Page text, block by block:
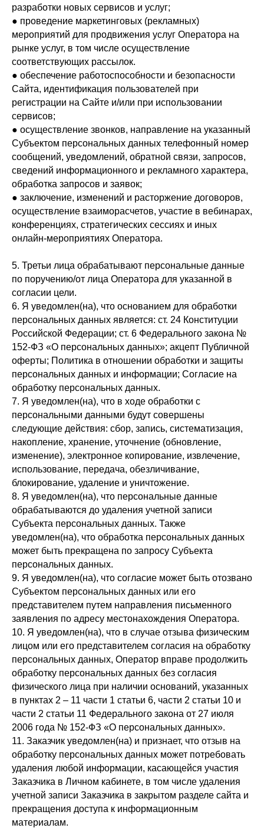
разработки новых сервисов и услуг;
● проведение маркетинговых (рекламных)
мероприятий для продвижения услуг Оператора на
рынке услуг, в том числе осуществление
соответствующих рассылок.
● обеспечение работоспособности и безопасности
Сайта, идентификация пользователей при
регистрации на Сайте и/или при использовании
сервисов;
● осуществление звонков, направление на указанный
Субъектом персональных данных телефонный номер
сообщений, уведомлений, обратной связи, запросов,
сведений информационного и рекламного характера,
обработка запросов и заявок;
● заключение, изменений и расторжение договоров,
осуществление взаиморасчетов, участие в вебинарах,
конференциях, стратегических сессиях и иных
онлайн-мероприятиях Оператора.
5. Третьи лица обрабатывают персональные данные
по поручению/от лица Оператора для указанной в
согласии цели.
6. Я уведомлен(на), что основанием для обработки
персональных данных является: ст. 24 Конституции
Российской Федерации; ст. 6 Федерального закона №
152-ФЗ «О персональных данных»; акцепт Публичной
оферты; Политика в отношении обработки и защиты
персональных данных и информации; Согласие на
обработку персональных данных.
7. Я уведомлен(на), что в ходе обработки с
персональными данными будут совершены
следующие действия: сбор, запись, систематизация,
накопление, хранение, уточнение (обновление,
изменение), электронное копирование, извлечение,
использование, передача, обезличивание,
блокирование, удаление и уничтожение.
8. Я уведомлен(на), что персональные данные
обрабатываются до удаления учетной записи
Субъекта персональных данных. Также
уведомлен(на), что обработка персональных данных
может быть прекращена по запросу Субъекта
персональных данных.
9. Я уведомлен(на), что согласие может быть отозвано
Субъектом персональных данных или его
представителем путем направления письменного
заявления по адресу местонахождения Оператора.
10. Я уведомлен(на), что в случае отзыва физическим
лицом или его представителем согласия на обработку
персональных данных, Оператор вправе продолжить
обработку персональных данных без согласия
физического лица при наличии оснований, указанных
в пунктах 2 – 11 части 1 статьи 6, части 2 статьи 10 и
части 2 статьи 11 Федерального закона от 27 июля
2006 года № 152-ФЗ «О персональных данных».
11. Заказчик уведомлен(на) и признает, что отзыв на
обработку персональных данных может потребовать
удаления любой информации, касающейся участия
Заказчика в Личном кабинете, в том числе удаления
учетной записи Заказчика в закрытом разделе сайта и
прекращения доступа к информационным
материалам.